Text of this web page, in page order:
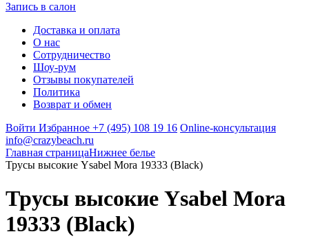
Запись в салон
Доставка и оплата
О нас
Сотрудничество
Шоу-рум
Отзывы покупателей
Политика
Возврат и обмен
Войти Избранное +7 (495) 108 19 16 Online-консультация
info@crazybeach.ru
Главная страницаНижнее белье
Трусы высокие Ysabel Mora 19333 (Black)
Трусы высокие Ysabel Mora
19333 (Black)